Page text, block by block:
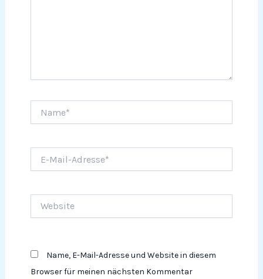
Mail-
Name, E-Mail-Adresse und Website in diesem
Browser für meinen nächsten Kommentar